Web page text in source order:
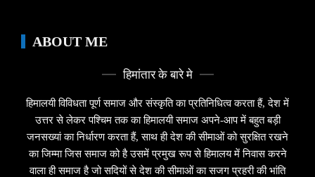
ABOUT ME
हिमांतार के बारे मे
हिमालयी विविधता पूर्ण समाज और संस्कृति का प्रतिनिधित्व करता हैं, देश में
उत्तर से लेकर पश्चिम तक का हिमालयी समाज अपने-आप में बहुत बड़ी
जनसख्यां का निर्धारण करता हैं, साथ ही देश की सीमाओं को सुरक्षित रखने
का जिम्मा जिस समाज को है उसमें प्रमुख रूप से हिमालय में निवास करने
वाला ही समाज है जो सदियों से देश की सीमाओं का सजग प्रहरी की भांति